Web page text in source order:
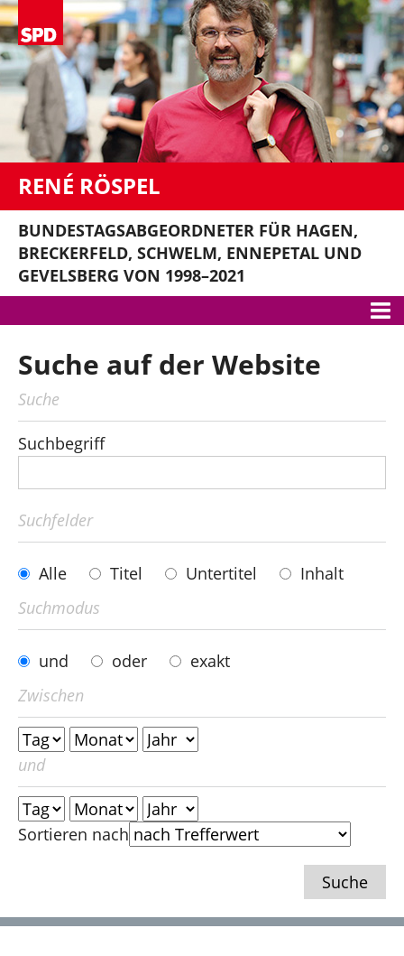
RENÉ RÖSPEL
BUNDESTAGSABGEORDNETER FÜR HAGEN,
BRECKERFELD, SCHWELM, ENNEPETAL UND
GEVELSBERG VON 1998–2021
Meine Themen
Bundestag
Hagen und südlicher Ennepe-Ruhr-Kreis
Über mich
Kontakt
Termine
Facebook
Suche auf der Website
Suche
Suchbegriff
Suchfelder
Alle Titel Untertitel
Inhalt
Suchmodus
und oder
exakt
Zwischen
und
Sortieren nach